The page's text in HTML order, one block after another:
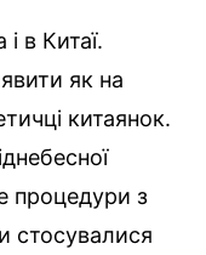
в Китаї.
як на
китаянок.
процедури з
стосувалися